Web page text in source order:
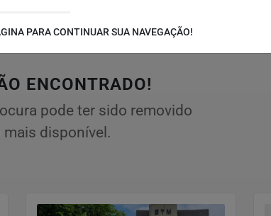
ENCONTRADO!
pode ter sido removido
mais disponível.
PARA CONTINUAR SUA NAVEGAÇÃO!